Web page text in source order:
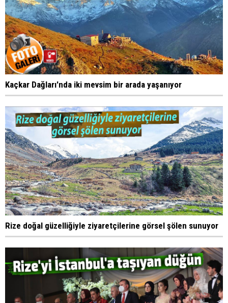
Kaçkar Dağları'nda iki mevsim bir arada yaşanıyor
Rize doğal güzelliğiyle ziyaretçilerine görsel şölen sunuyor